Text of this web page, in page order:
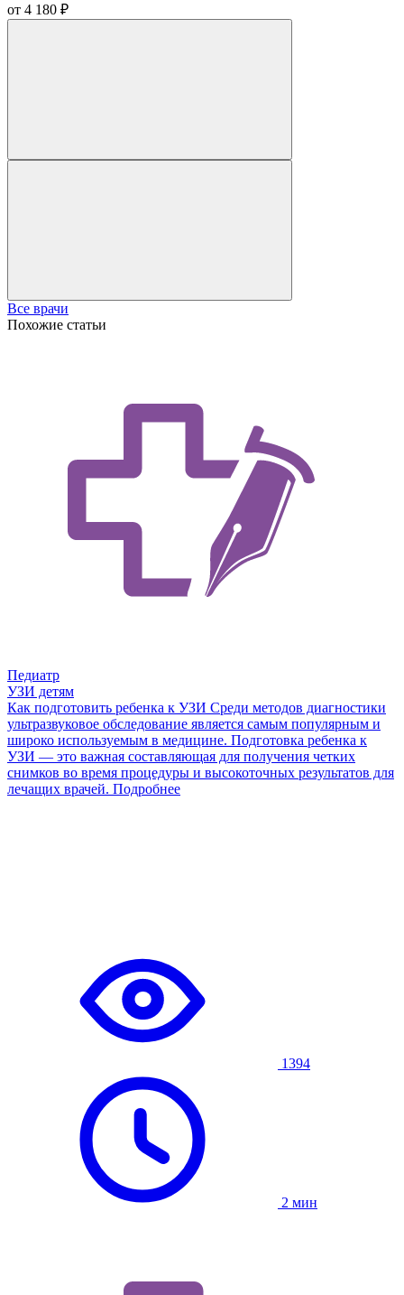
от 4 180 ₽
Все врачи
Похожие статьи
Педиатр
УЗИ детям
Как подготовить ребенка к УЗИ Среди методов диагностики
ультразвуковое обследование является самым популярным и
широко используемым в медицине. Подготовка ребенка к
УЗИ — это важная составляющая для получения четких
снимков во время процедуры и высокоточных результатов для
лечащих врачей. Подробнее
1394
2 мин